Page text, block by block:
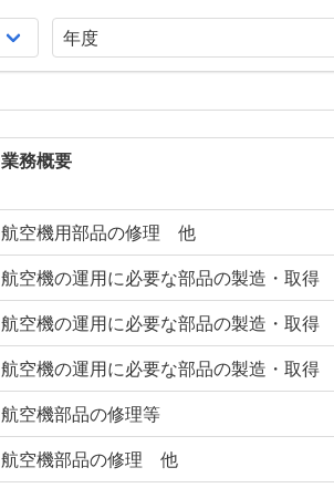
業務概要
航空機用部品の修理 他
航空機の運用に必要な部品の製造・取得
航空機の運用に必要な部品の製造・取得
航空機の運用に必要な部品の製造・取得
航空機部品の修理等
航空機部品の修理 他